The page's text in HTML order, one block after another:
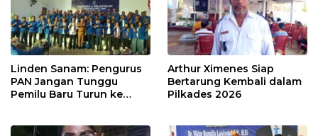
Linden Sanam: Pengurus
PAN Jangan Tunggu
Pemilu Baru Turun ke
Arthur Ximenes Siap
Bertarung Kembali dalam
Pilkades 2026